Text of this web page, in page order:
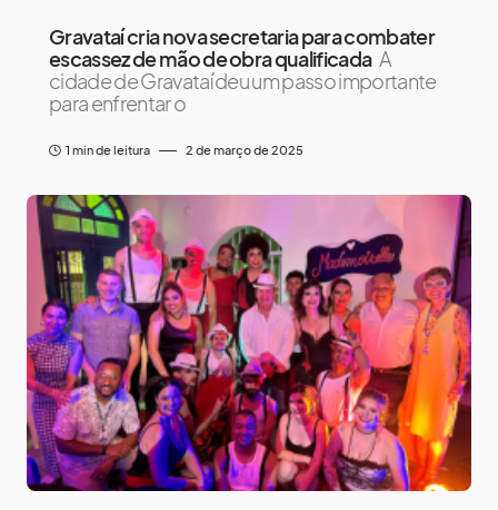
Gravataí cria nova secretaria para combater
escassez de mão de obra qualificada A
cidade de Gravataí deu um passo importante
para enfrentar o
1 min de leitura 2 de março de 2025